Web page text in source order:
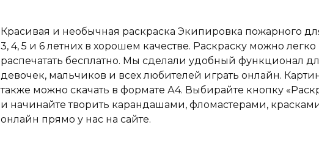
Красивая и необычная раскраска Экипировка пожарного
3, 4, 5 и 6 летних в хорошем качестве. Раскраску можно легко
распечатать бесплатно. Мы сделали удобный функционал
девочек, мальчиков и всех любителей играть онлайн.
также можно скачать в формате А4. Выбирайте кнопку
и начинайте творить карандашами, фломастерами,
онлайн прямо у нас на сайте.